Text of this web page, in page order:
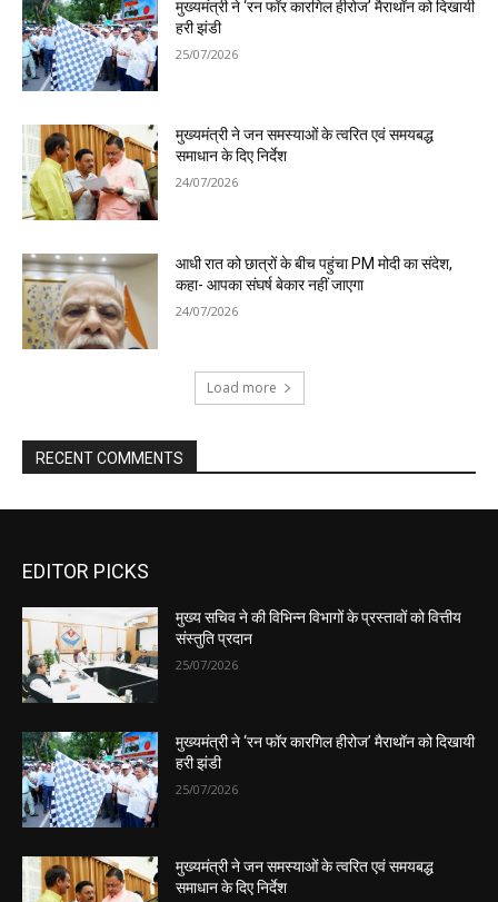
EDITOR PICKS
मुख्य सचिव ने की विभिन्न विभागों के प्रस्तावों को वित्तीय
संस्तुति प्रदान
25/07/2026
मुख्यमंत्री ने ‘रन फॉर कारगिल हीरोज’ मैराथॉन को दिखायी
हरी झंडी
25/07/2026
मुख्यमंत्री ने जन समस्याओं के त्वरित एवं समयबद्ध
समाधान के दिए निर्देश